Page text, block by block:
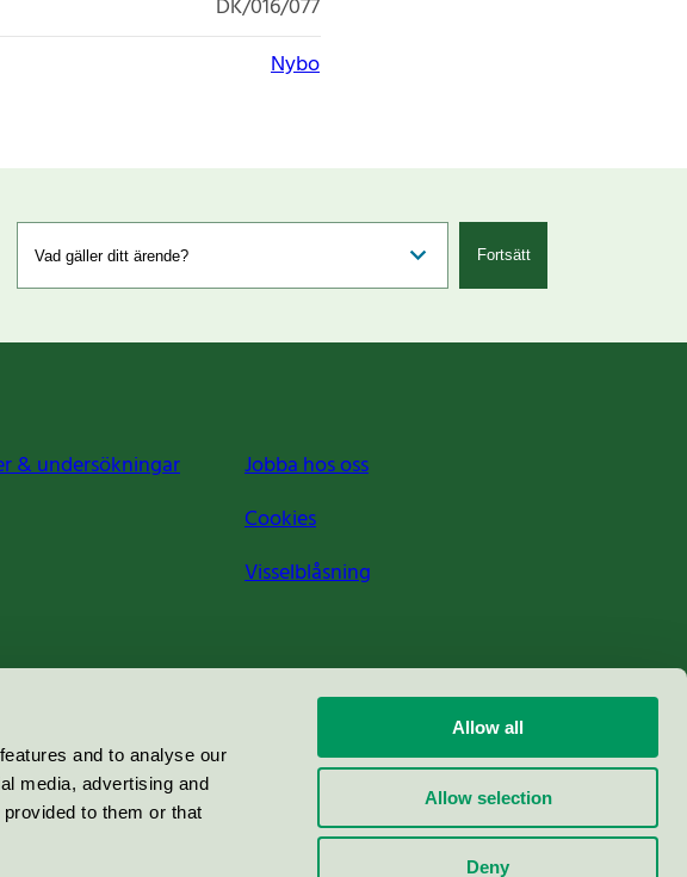
and to analyse our
media, advertising and
to them or that
Allow all
Allow selection
Deny
DK/016/077
Nybo
Fortsätt
& undersökningar
Jobba hos oss
Cookies
Visselblåsning